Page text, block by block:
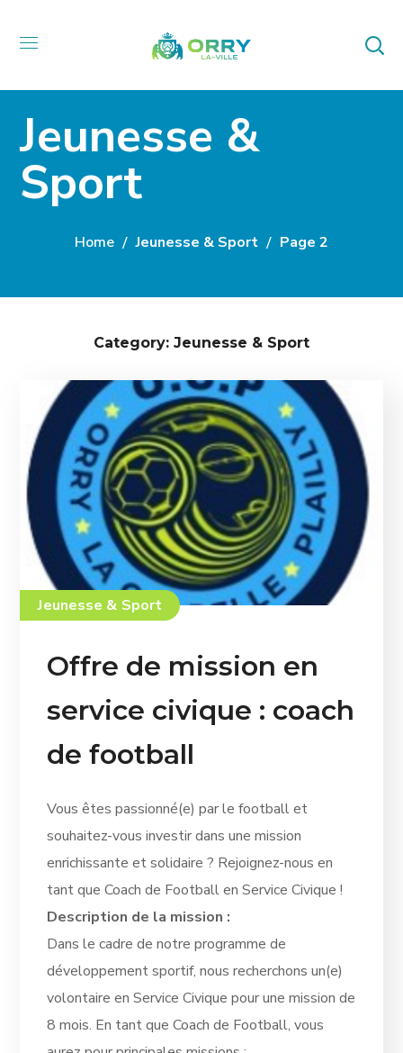
Jeunesse &
Sport
Home Jeunesse & Sport Page 2
Category: Jeunesse & Sport
Jeunesse & Sport
Offre de mission en
service civique : coach
de football
Vous êtes passionné(e) par le football et
souhaitez-vous investir dans une mission
enrichissante et solidaire ? Rejoignez-nous en
tant que Coach de Football en Service Civique !
Description de la mission :
Dans le cadre de notre programme de
développement sportif, nous recherchons un(e)
volontaire en Service Civique pour une mission de
8 mois. En tant que Coach de Football, vous